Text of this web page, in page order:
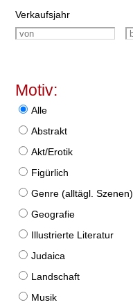
Verkaufsjahr
Motiv:
Alle
Abstrakt
Akt/Erotik
Figürlich
Genre (alltägl. Szenen)
Geografie
Illustrierte Literatur
Judaica
Landschaft
Musik